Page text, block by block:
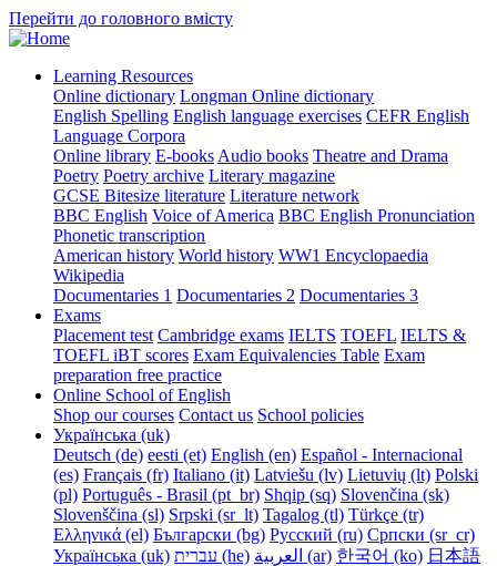
Перейти до головного вмісту
Learning Resources
Online dictionary Longman Online dictionary
English Spelling English language exercises CEFR English
Language Corpora
Online library E-books Audio books Theatre and Drama
Poetry Poetry archive Literary magazine
GCSE Bitesize literature Literature network
BBC English Voice of America BBC English Pronunciation
Phonetic transcription
American history World history WW1 Encyclopaedia
Wikipedia
Documentaries 1 Documentaries 2 Documentaries 3
Exams
Placement test Cambridge exams IELTS TOEFL IELTS &
TOEFL iBT scores Exam Equivalencies Table Exam
preparation free practice
Online School of English
Shop our courses Contact us School policies
Українська ‎(uk)‎
Deutsch ‎(de)‎ eesti ‎(et)‎ English ‎(en)‎ Español - Internacional
‎(es)‎ Français ‎(fr)‎ Italiano ‎(it)‎ Latviešu ‎(lv)‎ Lietuvių ‎(lt)‎ Polski
‎(pl)‎ Português - Brasil ‎(pt_br)‎ Shqip ‎(sq)‎ Slovenčina ‎(sk)‎
Slovenščina ‎(sl)‎ Srpski ‎(sr_lt)‎ Tagalog ‎(tl)‎ Türkçe ‎(tr)‎
Ελληνικά ‎(el)‎ Български ‎(bg)‎ Русский ‎(ru)‎ Српски ‎(sr_cr)‎
Українська ‎(uk)‎
עברית ‎(he)‎ العربية ‎(ar)‎ 한국어 ‎(ko)‎ 日本語